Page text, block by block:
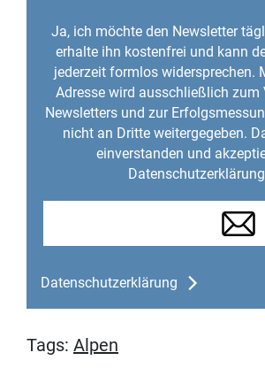
Ja, ich möchte den Newsletter
erhalte ihn kostenfrei und kann
jederzeit formlos widersprechen.
Adresse wird ausschließlich zum
Newsletters und zur
nicht an Dritte weitergegeben.
einverstanden und
Datenschutzerklärung
Tags: Alpen